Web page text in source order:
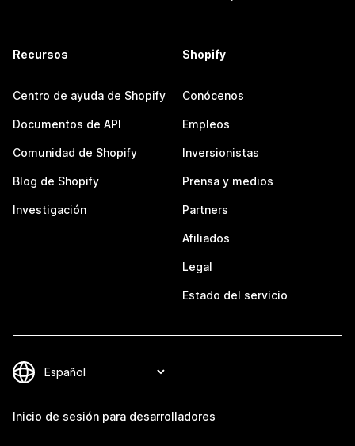
Recursos
Centro de ayuda de Shopify
Documentos de API
Comunidad de Shopify
Blog de Shopify
Investigación
Shopify
Conócenos
Empleos
Inversionistas
Prensa y medios
Partners
Afiliados
Legal
Estado del servicio
Inicio de sesión para desarrolladores